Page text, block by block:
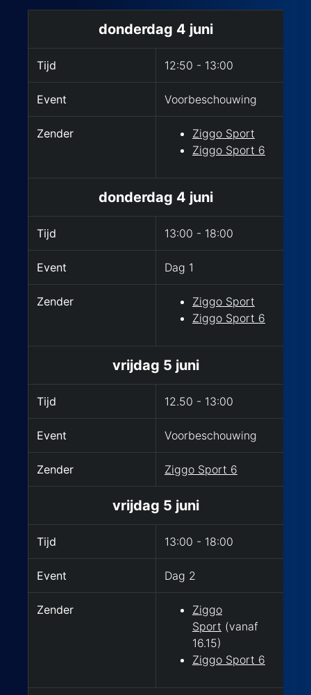
donderdag 4 juni
Tijd 12:50 - 13:00
Event Voorbeschouwing
Zender
Ziggo Sport
Ziggo Sport 6
donderdag 4 juni
Tijd 13:00 - 18:00
Event Dag 1
Zender
Ziggo Sport
Ziggo Sport 6
vrijdag 5 juni
Tijd 12.50 - 13:00
Event Voorbeschouwing
Zender Ziggo Sport 6
vrijdag 5 juni
Tijd 13:00 - 18:00
Event Dag 2
Zender
Ziggo
Sport (vanaf
16.15)
Ziggo Sport 6